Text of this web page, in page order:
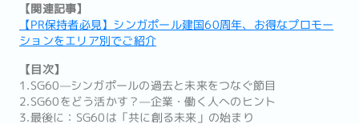
【関連記事】
【PR保持者必見】シンガポール建国60周年、お得なプロモー
ションをエリア別でご紹介
【目次】
1.SG60—シンガポールの過去と未来をつなぐ節目
2.SG60をどう活かす？—企業・働く人へのヒント
3.最後に：SG60は「共に創る未来」の始まり